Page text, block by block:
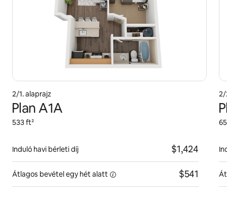
2/1. alaprajz
Plan A1A
533 ft²
Induló havi bérleti díj $1,424
Átlagos bevétel egy hétalatt $541
2/